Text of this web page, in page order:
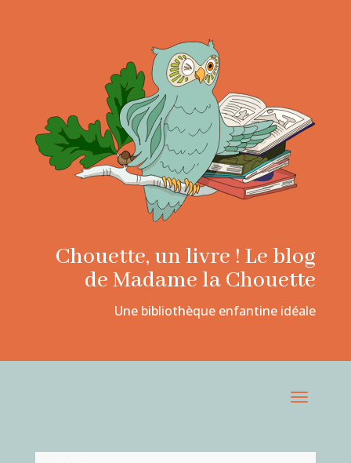
Chouette, un livre ! Le blog
de Madame la Chouette
Une bibliothèque enfantine idéale